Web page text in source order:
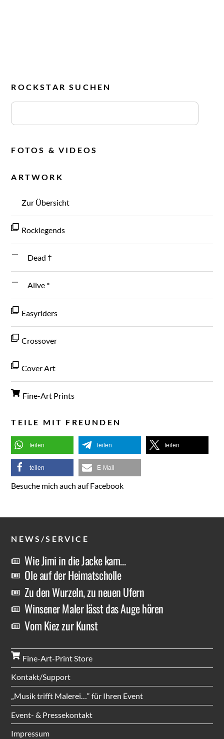
ROCKSTAR SUCHEN
FOTOS & VIDEOS
ARTWORK
Zur Übersicht
Rocklegends
Dead †
Alive *
Easyriders
Crossover
Cover Art
Fine-Art Prints
TEILE MIT FREUNDEN
teilen teilen teilen
teilen E-Mail
Besuche mich auch auf Facebook
NEWS/SERVICE
Wie Jimi in die Jacke kam…
Ole auf der Heimatscholle
Zu den Wurzeln, zu neuen Ufern
Winsener Maler lässt das Auge hören
Vom Kiez zur Kunst
Fine-Art-Print Store
Kontakt/Support
„Musik trifft Malerei…“ für Ihren Event
Event- & Pressekontakt
Impressum